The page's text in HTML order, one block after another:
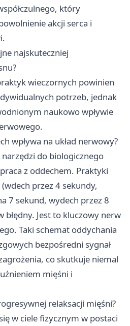
który
akcji serca i
najskuteczniej
wieczornych powinien
potrzeb, jednak
naukowo wpływie
wpływa na układ nerwowy?
do biologicznego
z oddechem. Praktyki
przez 4 sekundy,
7 sekund, wydech przez 8
Jest to kluczowy nerw
Taki schemat oddychania
bezpośredni sygnał
co skutkuje niemal
mięśni i
relaksacji mięśni?
w ciele fizycznym w postaci